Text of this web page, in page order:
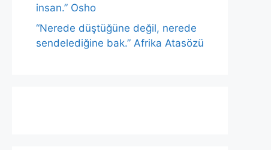
insan.” Osho
“Nerede düştüğüne değil, nerede
sendelediğine bak.” Afrika Atasözü